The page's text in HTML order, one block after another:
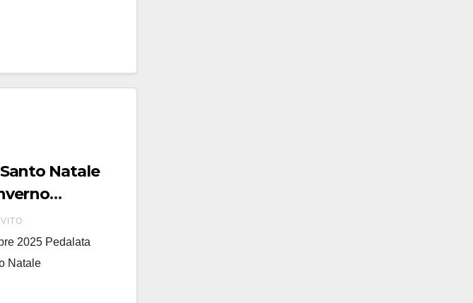
Natale
Natale
2025 Pedalata
Natale